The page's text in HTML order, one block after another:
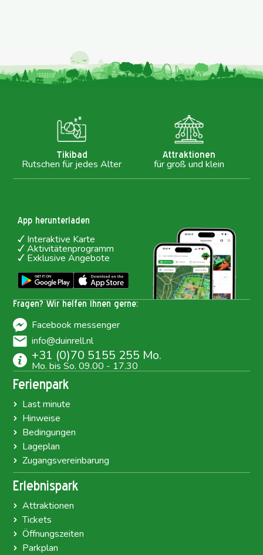
Tikibad
Rutschen für jedes Alter
Attraktionen
für groß und klein
Fragen? Wir helfen Ihnen gerne:
Facebook messenger
info@duinrell.nl
+31 (0)70 5155 255 Mo.
Mo. bis So. 09.00 - 17.30
App herunterladen
Interaktive Karte
Aktivitätenprogramm
Exklusive Angebote
Ferienpark
Last minute
Hinweise
Bedingungen
Lageplan
Zugangsvereinbarung
Erlebnispark
Attraktionen
Tickets
Öffnungszeiten
Parkplan